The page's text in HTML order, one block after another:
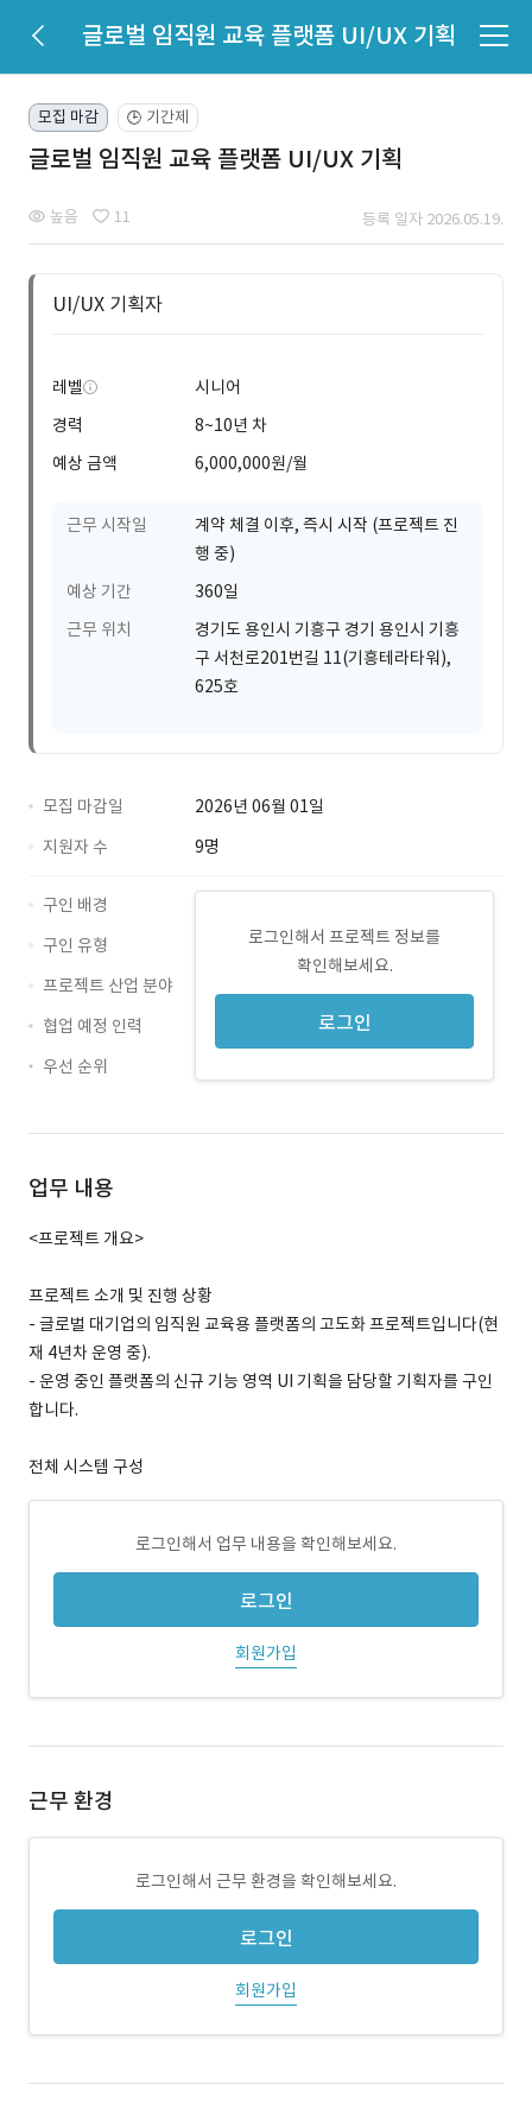
글로벌 임직원 교육 플랫폼 UI/UX 기획
모집 마감 🕒 기간제
글로벌 임직원 교육 플랫폼 UI/UX 기획
높음 11 등록 일자 2026.05.19.
UI/UX 기획자
레벨
시니어
경력
8~10년 차
예상 금액
6,000,000원/월
근무 시작일
계약 체결 이후, 즉시 시작 (프로젝트 진
행 중)
예상 기간
360일
근무 위치
경기도 용인시 기흥구 경기 용인시 기흥
구 서천로201번길 11(기흥테라타워),
625호
모집 마감일
2026년 06월 01일
지원자 수
9명
로그인해서 프로젝트 정보를
확인해보세요.
로그인
구인 배경
구인 유형
프로젝트 산업 분야
협업 예정 인력
우선 순위
업무 내용
<프로젝트 개요>
프로젝트 소개 및 진행 상황
- 글로벌 대기업의 임직원 교육용 플랫폼의 고도화 프로젝트입니다(현
재 4년차 운영 중).
- 운영 중인 플랫폼의 신규 기능 영역 UI 기획을 담당할 기획자를 구인
합니다.
전체 시스템 구성
로그인해서 업무 내용을 확인해보세요.
로그인
회원가입
근무 환경
로그인해서 근무 환경을 확인해보세요.
로그인
회원가입